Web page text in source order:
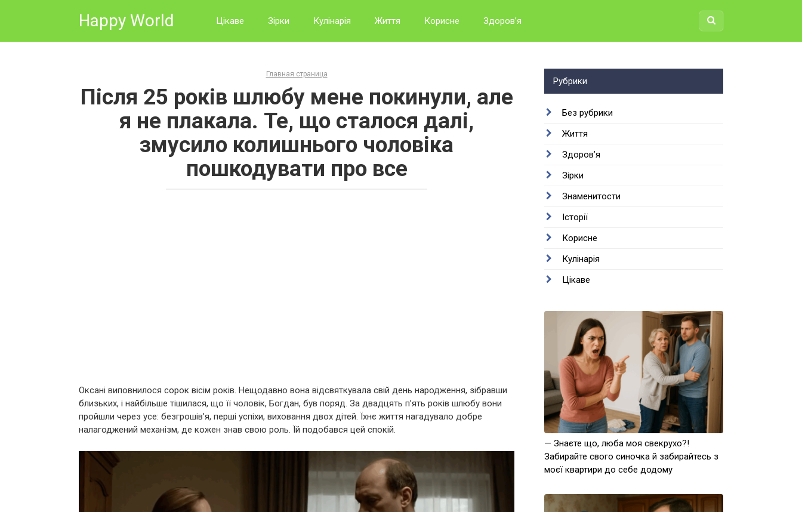
Happy World Цікаве Зірки Кулінарія Життя Корисне Здоров’я
Главная страница
Після 25 років шлюбу мене покинули, але
я не плакала. Те, що сталося далі,
змусило колишнього чоловіка
пошкодувати про все
Оксані виповнилося сорок вісім років. Нещодавно вона відсвяткувала свій день народження, зібравши
близьких, і найбільше тішилася, що її чоловік, Богдан, був поряд. За двадцять п’ять років шлюбу вони
пройшли через усе: безгрошів’я, перші успіхи, виховання двох дітей. Їхнє життя нагадувало добре
налагоджений механізм, де кожен знав свою роль. Їй подобався цей спокій.
Рубрики
Без рубрики
Життя
Здоров’я
Зірки
Знаменитости
Історії
Корисне
Кулінарія
Цікаве
— Знаєте що, люба моя свекрухо?!
Забирайте свого синочка й забирайтесь з
моєї квартири до себе додому